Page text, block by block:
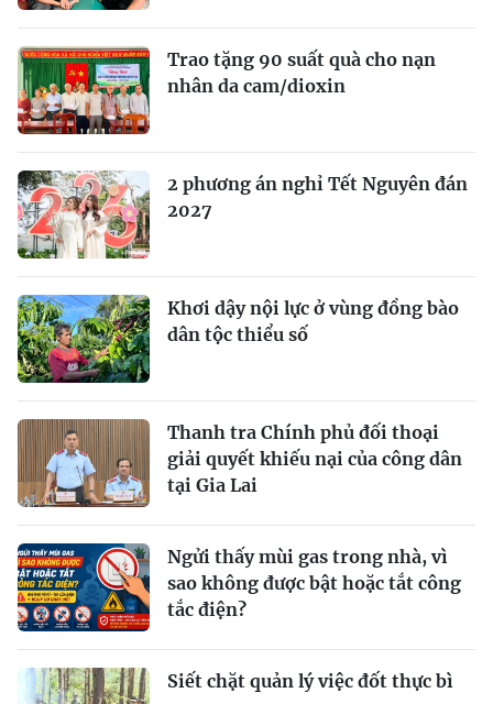
Trao tặng 90 suất quà cho nạn
nhân da cam/dioxin
2 phương án nghỉ Tết Nguyên đán
2027
Khơi dậy nội lực ở vùng đồng bào
dân tộc thiểu số
Thanh tra Chính phủ đối thoại
giải quyết khiếu nại của công dân
tại Gia Lai
Ngửi thấy mùi gas trong nhà, vì
sao không được bật hoặc tắt công
tắc điện?
Siết chặt quản lý việc đốt thực bì